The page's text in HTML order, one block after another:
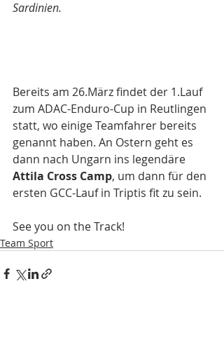
Sardinien.
Bereits am 26.März findet der 1.Lauf
zum ADAC-Enduro-Cup in Reutlingen
statt, wo einige Teamfahrer bereits
genannt haben. An Ostern geht es
dann nach Ungarn ins legendäre
Attila Cross Camp, um dann für den
ersten GCC-Lauf in Triptis fit zu sein.
See you on the Track!
Team Sport